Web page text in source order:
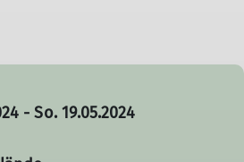
- So. 19.05.2024